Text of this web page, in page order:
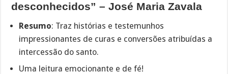
desconhecidos” – José Maria Zavala
Resumo: Traz histórias e testemunhos
impressionantes de curas e conversões atribuídas a
intercessão do santo.
Uma leitura emocionante e de fé!